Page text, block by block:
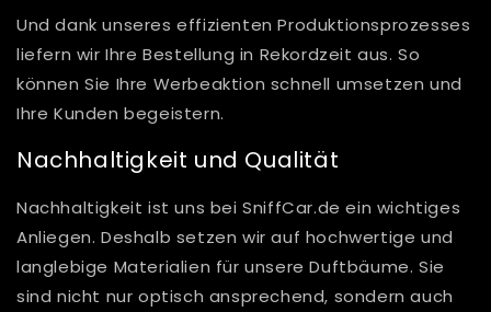
Und dank unseres effizienten Produktionsprozesses
liefern wir Ihre Bestellung in Rekordzeit aus. So
können Sie Ihre Werbeaktion schnell umsetzen und
Ihre Kunden begeistern.
Nachhaltigkeit und Qualität
Nachhaltigkeit ist uns bei SniffCar.de ein wichtiges
Anliegen. Deshalb setzen wir auf hochwertige und
langlebige Materialien für unsere Duftbäume. Sie
sind nicht nur optisch ansprechend, sondern auch